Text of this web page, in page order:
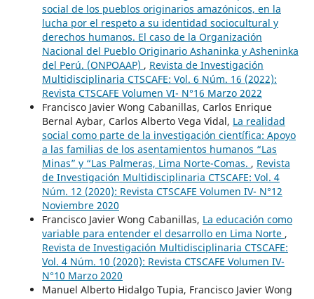
social de los pueblos originarios amazónicos, en la
lucha por el respeto a su identidad sociocultural y
derechos humanos. El caso de la Organización
Nacional del Pueblo Originario Ashaninka y Asheninka
del Perú. (ONPOAAP) , Revista de Investigación
Multidisciplinaria CTSCAFE: Vol. 6 Núm. 16 (2022):
Revista CTSCAFE Volumen VI- N°16 Marzo 2022
Francisco Javier Wong Cabanillas, Carlos Enrique
Bernal Aybar, Carlos Alberto Vega Vidal, La realidad
social como parte de la investigación científica: Apoyo
a las familias de los asentamientos humanos “Las
Minas” y “Las Palmeras, Lima Norte-Comas. , Revista
de Investigación Multidisciplinaria CTSCAFE: Vol. 4
Núm. 12 (2020): Revista CTSCAFE Volumen IV- N°12
Noviembre 2020
Francisco Javier Wong Cabanillas, La educación como
variable para entender el desarrollo en Lima Norte ,
Revista de Investigación Multidisciplinaria CTSCAFE:
Vol. 4 Núm. 10 (2020): Revista CTSCAFE Volumen IV-
N°10 Marzo 2020
Manuel Alberto Hidalgo Tupia, Francisco Javier Wong